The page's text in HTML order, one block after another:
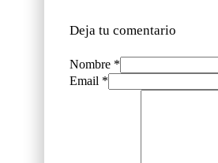
Deja tu comentario
Nombre *
Email *